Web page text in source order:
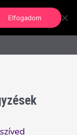
Elfogadom